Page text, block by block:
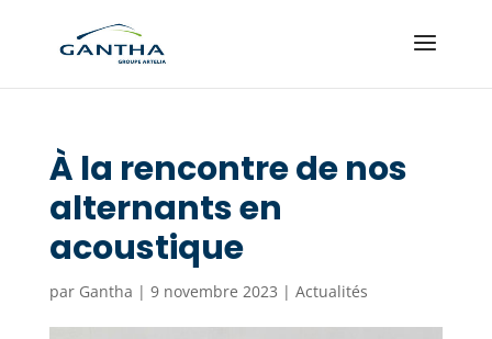
À la rencontre de nos
alternants en
acoustique
par Gantha | 9 novembre 2023 | Actualités